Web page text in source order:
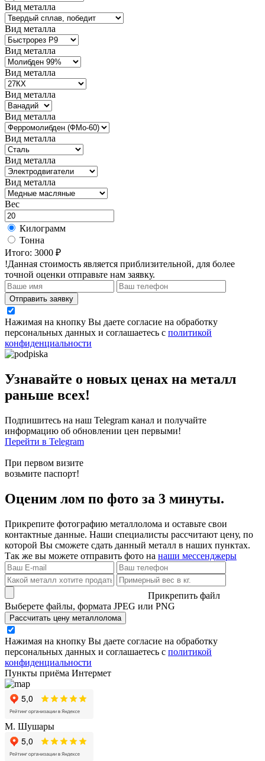
Вид металла
Вид металла
Вид металла
Вид металла
Вид металла
Вид металла
Вид металла
Вид металла
Вид металла
Вес
Килограмм
Тонна
Итого: 3000 ₽
!Данная стоимость является приблизительной, для более
точной оценки отправьте нам заявку.
Отправить заявку
Нажимая на кнопку Вы даете согласие на обработку
персональных данных и соглашаетесь с политикой
конфиденциальности
Узнавайте о новых ценах на металл
раньше всех!
Подпишитесь на наш Telegram канал и получайте
информацию об обновлении цен первыми!
Перейти в Telegram
При первом визите
возьмите паспорт!
Оценим лом по фото за 3 минуты.
Прикрепите фотографию металлолома и оставьте свои
контактные данные. Наши специалисты рассчитают цену, по
которой Вы сможете сдать данный металл в наших пунктах.
Так же вы можете отправить фото на наши мессенджеры
Прикрепить файл
Выберете файлы, формата JPEG или PNG
Рассчитать цену металлолома
Нажимая на кнопку Вы даете согласие на обработку
персональных данных и соглашаетесь с политикой
конфиденциальности
Пункты приёма Интермет
М. Шушары